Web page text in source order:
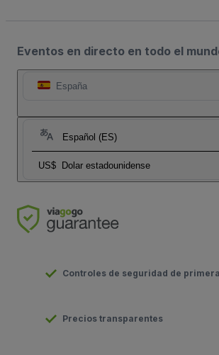
Eventos en directo en todo el
España
Español (ES)
US$ Dolar estadounidense
Controles de seguridad de
Precios transparentes